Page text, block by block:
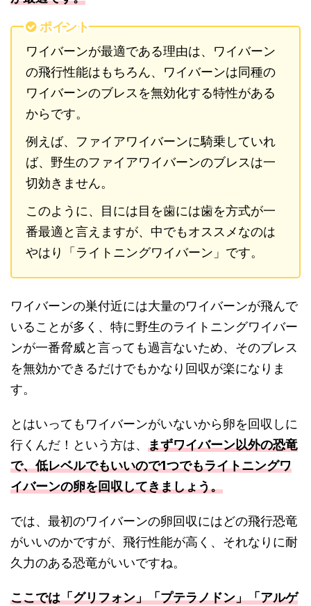
ポイント
ワイバーンが最適である理由は、ワイバーン
の飛行性能はもちろん、ワイバーンは同種の
ワイバーンのブレスを無効化する特性がある
からです。
例えば、ファイアワイバーンに騎乗していれ
ば、野生のファイアワイバーンのブレスは一
切効きません。
このように、目には目を歯には歯を方式が一
番最適と言えますが、中でもオススメなのは
やはり「ライトニングワイバーン」です。
ワイバーンの巣付近には大量のワイバーンが飛んで
いることが多く、特に野生のライトニングワイバー
ンが一番脅威と言っても過言ないため、そのブレス
を無効かできるだけでもかなり回収が楽になりま
す。
とはいってもワイバーンがいないから卵を回収しに
行くんだ！という方は、 まずワイバーン以外の恐竜
で、低レベルでもいいので1つでもライトニングワ
イバーンの卵を回収してきましょう。
では、最初のワイバーンの卵回収にはどの飛行恐竜
がいいのかですが、飛行性能が高く、それなりに耐
久力のある恐竜がいいですね。
ここでは「グリフォン」「プテラノドン」「アルゲ